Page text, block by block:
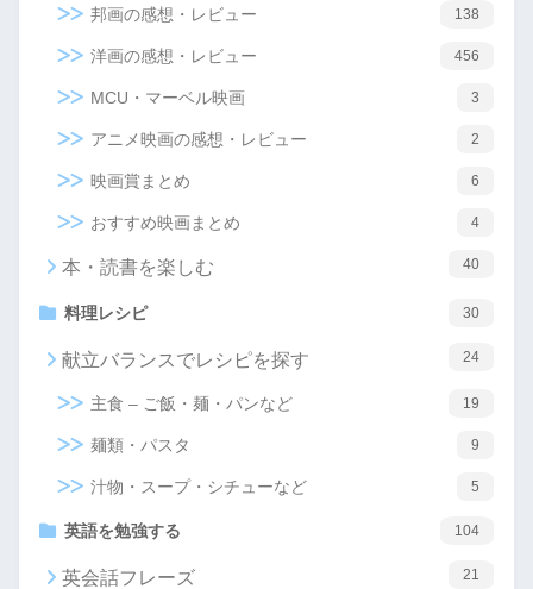
邦画の感想・レビュー 138
洋画の感想・レビュー 456
MCU・マーベル映画 3
アニメ映画の感想・レビュー 2
映画賞まとめ 6
おすすめ映画まとめ 4
本・読書を楽しむ 40
料理レシピ 30
献立バランスでレシピを探す 24
主食 – ご飯・麺・パンなど 19
麺類・パスタ 9
汁物・スープ・シチューなど 5
英語を勉強する 104
英会話フレーズ 21